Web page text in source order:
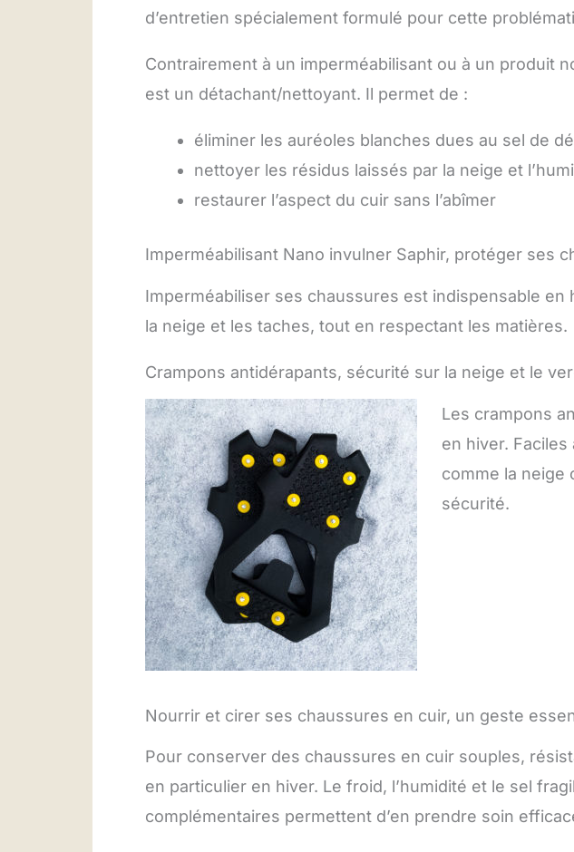
d’entretien spécialement formulé pour cette
Contrairement à un imperméabilisant ou à un produit
est un détachant/nettoyant. Il permet de :
éliminer les auréoles blanches dues au sel de
nettoyer les résidus laissés par la neige et
restaurer l’aspect du cuir sans l’abîmer
Imperméabilisant Nano invulner Saphir, protéger ses
Imperméabiliser ses chaussures est indispensable en
la neige et les taches, tout en respectant les matières.
Crampons antidérapants, sécurité sur la neige et le
Les crampons
en hiver.
comme la neige
sécurité.
Nourrir et cirer ses chaussures en cuir, un geste
Pour conserver des chaussures en cuir souples,
en particulier en hiver. Le froid, l’humidité et le sel
complémentaires permettent d’en prendre soin